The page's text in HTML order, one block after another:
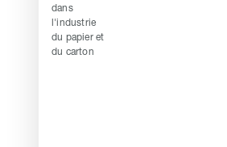
dans
l'industrie
du papier et
du carton